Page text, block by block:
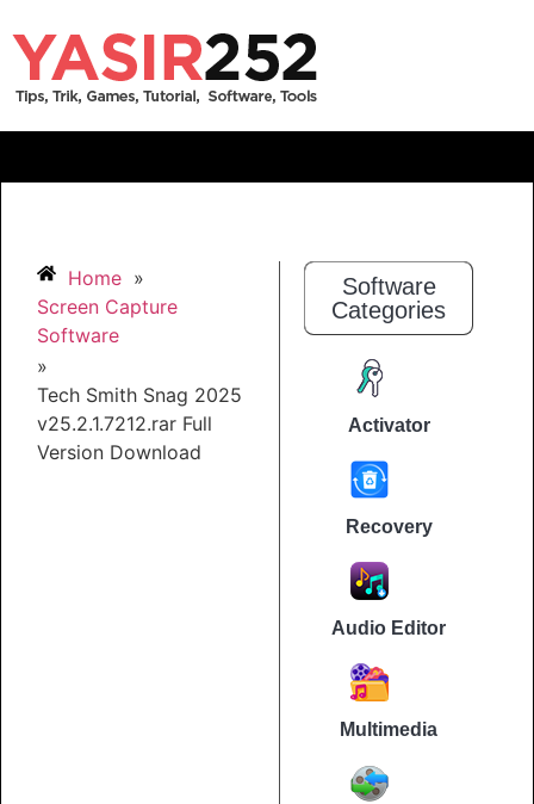
Home »
Screen Capture
Software
»
Tech Smith Snag 2025
v25.2.1.7212.rar Full
Version Download
Software
Categories
Activator
Recovery
Audio Editor
Multimedia